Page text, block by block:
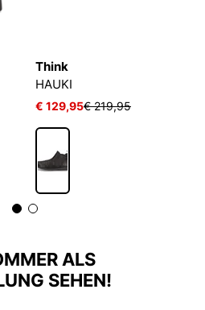
Think
HAUKI
€ 129,95€ 219,95
ALS
SEHEN!